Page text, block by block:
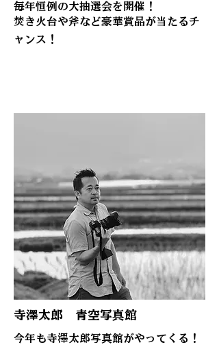
毎年恒例の大抽選会を開催！
​焚き火台や斧など豪華賞品が当たるチ
ャンス！
寺澤太郎 青空写真館
今年も寺澤太郎写真館がやってくる！